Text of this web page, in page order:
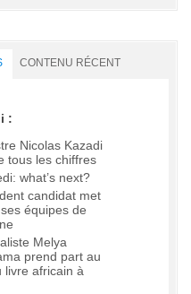
CONTENU RÉCENT
:
Nicolas Kazadi
tous les chiffres
what’s next?
candidat met
équipes de
Melya
prend part au
livre africain à